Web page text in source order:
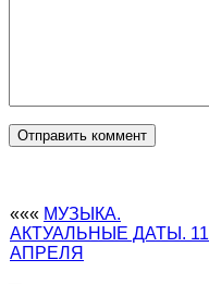
««« МУЗЫКА.
АКТУАЛЬНЫЕ ДАТЫ. 11
АПРЕЛЯ